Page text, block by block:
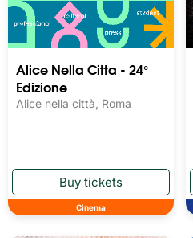
Alice Nella Citta - 24°
Edizione
Alice nella città, Roma
Cinema